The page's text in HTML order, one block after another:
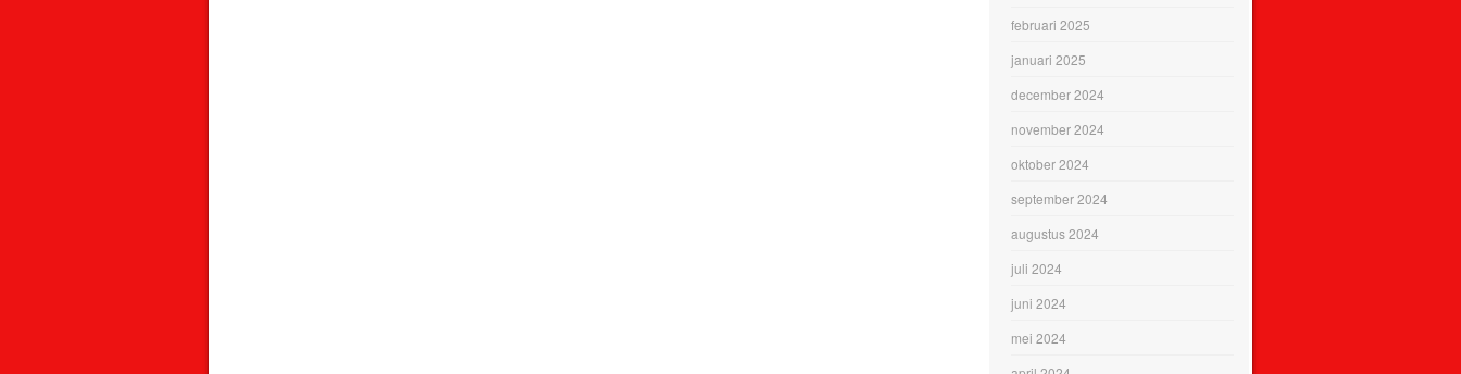
februari 2025
januari 2025
december 2024
november 2024
oktober 2024
september 2024
augustus 2024
juli 2024
juni 2024
mei 2024